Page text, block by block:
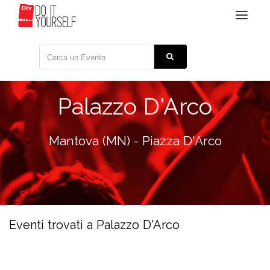
Toggle
Palazzo D'Arco
Mantova (MN) - Piazza D'Arco
Eventi trovati a Palazzo D'Arco